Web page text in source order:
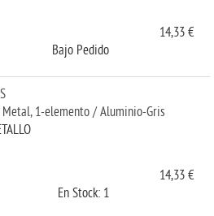
14,33 €
Bajo Pedido
Metal, 1-elemento / Aluminio-Gris
14,33 €
En Stock: 1